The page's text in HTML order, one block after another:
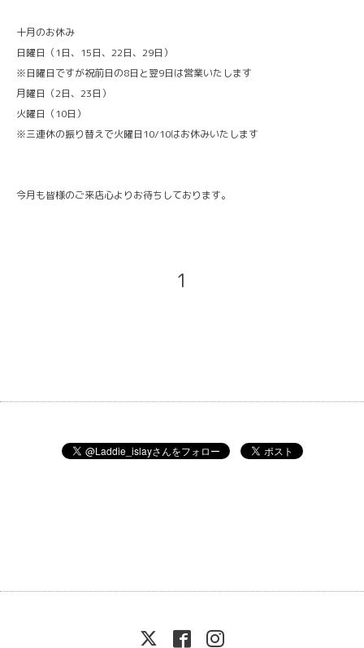
十月のお休み
日曜日（1日、15日、22日、29日）
※日曜日ですが祝前日の8日と翌9日は営業いたします
月曜日（2日、23日）
火曜日（10日）
※三連休の振り替えで火曜日10/10はお休みいたします
今月も皆様のご来店心よりお待ちしております。
1